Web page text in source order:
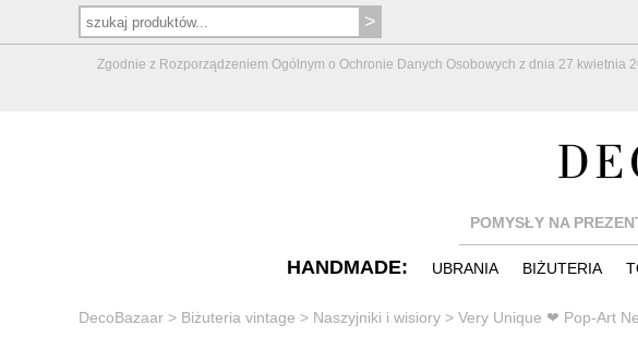
Zgodnie z Rozporządzeniem Ogólnym o Ochronie Danych Osobowych z dnia 27 kwietnia
POMYSŁY NA
HANDMADE: UBRANIA BIŻUTERIA
DecoBazaar > Biżuteria vintage > Naszyjniki i wisiory > Very Unique ❤ Pop-Art